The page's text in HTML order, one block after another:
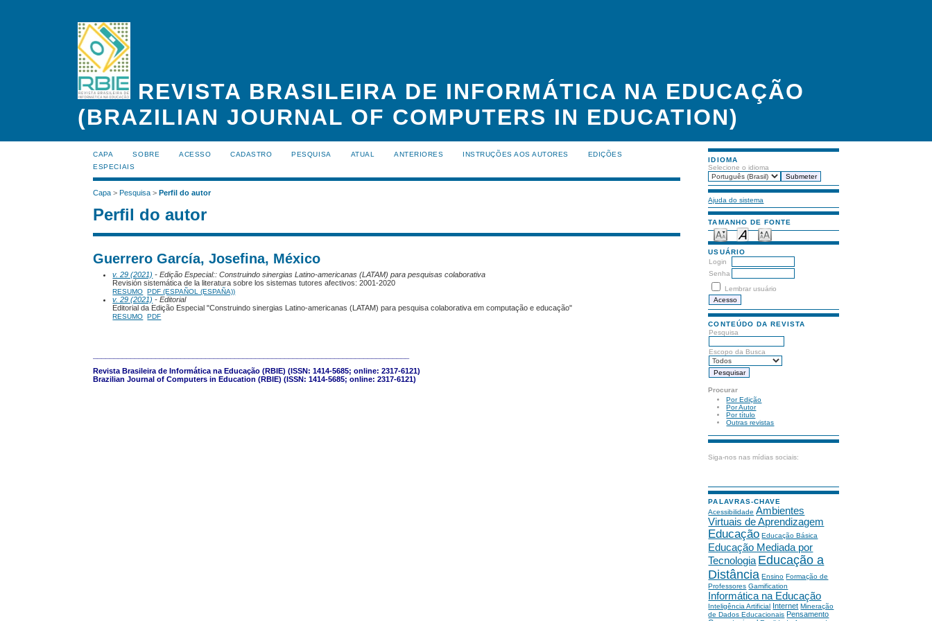
REVISTA BRASILEIRA DE INFORMÁTICA NA EDUCAÇÃO
(BRAZILIAN JOURNAL OF COMPUTERS IN EDUCATION)
IDIOMA
Selecione o idioma
Ajuda do sistema
TAMANHO DE FONTE
USUÁRIO
Login
Senha
Lembrar usuário
CONTEÚDO DA REVISTA
Pesquisa
Escopo da Busca
Procurar
Por Edição
Por Autor
Por título
Outras revistas
Siga-nos nas mídias sociais:
PALAVRAS-CHAVE
Acessibilidade Ambientes
Virtuais de Aprendizagem
Educação Educação Básica
Educação Mediada por
Tecnologia Educação a
Distância Ensino Formação de
Professores Gamification
Informática na Educação
Inteligência Artificial Internet Mineração
de Dados Educacionais Pensamento
CAPA SOBRE ACESSO CADASTRO PESQUISA ATUAL ANTERIORES INSTRUÇÕES AOS AUTORES
EDIÇÕES
ESPECIAIS
Capa >Pesquisa >Perfil do autor
Perfil do autor
Guerrero García, Josefina, México
v. 29 (2021) - Edição Especial:: Construindo sinergias Latino-americanas (LATAM) para pesquisas colaborativa
Revisión sistemática de la literatura sobre los sistemas tutores afectivos: 2001-2020
RESUMO PDF (ESPAÑOL (ESPAÑA))
v. 29 (2021) - Editorial
Editorial da Edição Especial "Construindo sinergias Latino-americanas (LATAM) para pesquisa colaborativa em computação e educação"
RESUMO PDF
Revista Brasileira de Informática na Educação (RBIE) (ISSN: 1414-5685; online: 2317-6121)
Brazilian Journal of Computers in Education (RBIE) (ISSN: 1414-5685; online: 2317-6121)